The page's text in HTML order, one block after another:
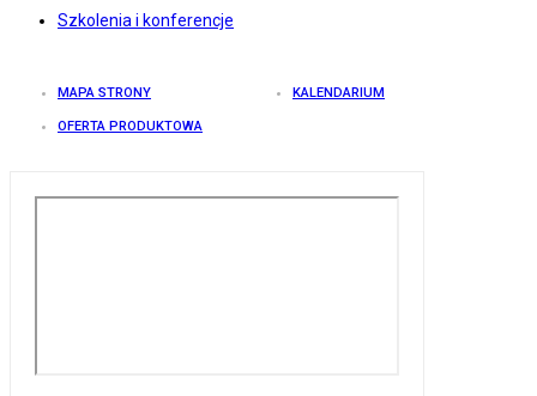
Szkolenia i konferencje
MAPA STRONY KALENDARIUM
OFERTA PRODUKTOWA